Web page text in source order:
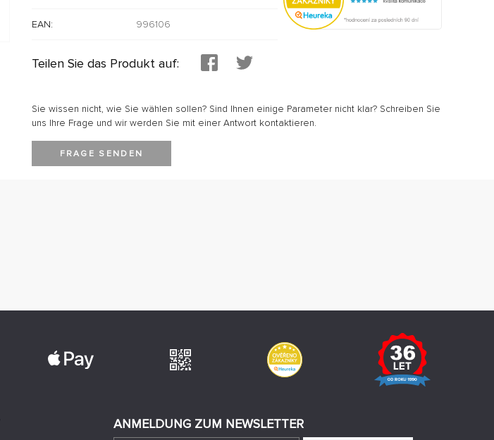
EAN: 996106
Teilen Sie das Produkt auf:
Sie wissen nicht, wie Sie wählen sollen? Sind Ihnen einige Parameter nicht klar? Schreiben Sie
uns Ihre Frage und wir werden Sie mit einer Antwort kontaktieren.
FRAGE SENDEN
ANMELDUNG ZUM NEWSLETTER